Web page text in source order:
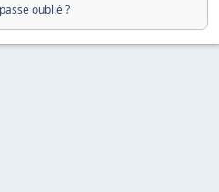
oublié ?